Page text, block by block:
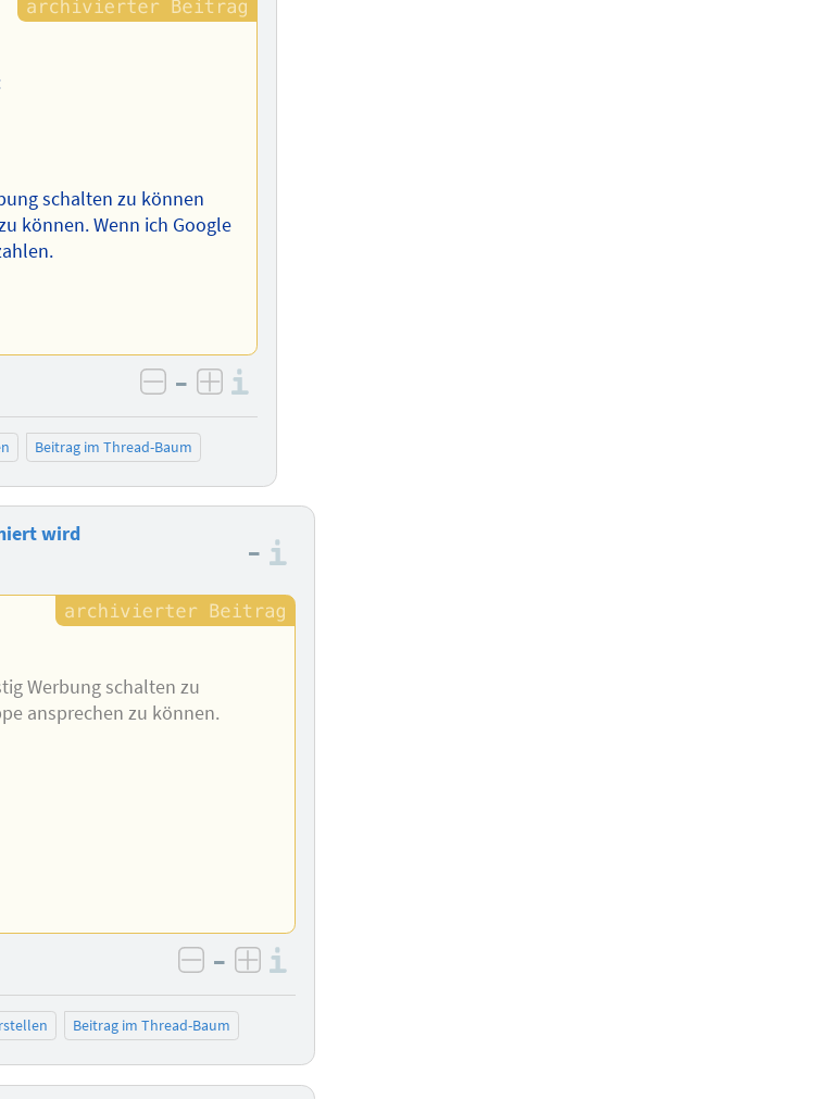
schalten zu können
können. Wenn ich Google
negativ bewerten
– positiv bewerten
Beitrag im Thread-Baum
wird
–
Werbung schalten zu
ansprechen zu können.
negativ bewerten
– positiv bewerten
Beitrag im Thread-Baum